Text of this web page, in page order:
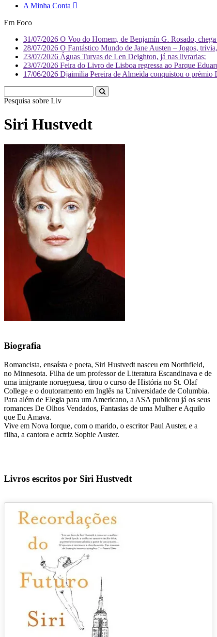
A Minha Conta
Em Foco
31/07/2026 O Voo do Homem, de Benjamín G. Rosado,
28/07/2026 O Fantástico Mundo de Jane Austen – Jogos,
23/07/2026 Águas Turvas de Len Deighton, já nas livrarias;
23/07/2026 Feira do Livro de Lisboa regressa ao Parque
17/06/2026 Djaimilia Pereira de Almeida conquistou o
Pesquisa sobre Literatura
Siri Hustvedt
Biografia
Romancista, ensaísta e poeta, Siri Hustvedt nasceu em Northfield,
no Minnesota. Filha de um professor de Literatura Escandinava e de
uma imigrante norueguesa, tirou o curso de História no St. Olaf
College e o doutoramento em Inglês na Universidade de Columbia.
Para além de Elegia para um Americano, a ASA publicou já os seus
romances De Olhos Vendados, Fantasias de uma Mulher e Aquilo
que Eu Amava.
Vive em Nova Iorque, com o marido, o escritor Paul Auster, e a
filha, a cantora e actriz Sophie Auster.
Livros escritos por Siri Hustvedt